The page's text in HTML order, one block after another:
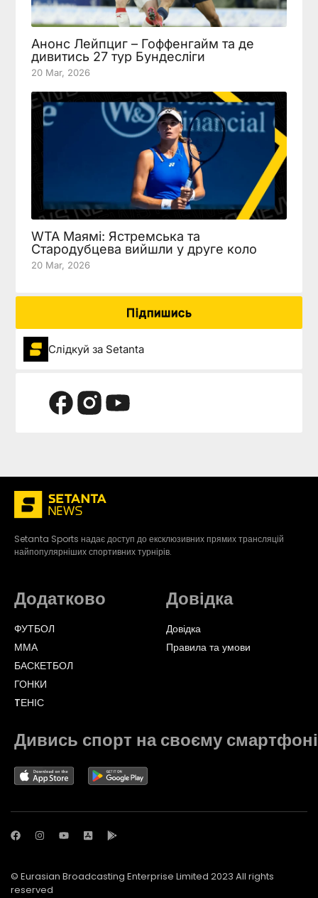
Анонс Лейпциг – Гоффенгайм та де
дивитись 27 тур Бундесліги
20 Mar, 2026
WTA Маямі: Ястремська та
Стародубцева вийшли у друге коло
20 Mar, 2026
Підпишись
Слідкуй за Setanta
Setanta Sports надає доступ до ексклюзивних прямих трансляцій
найпопулярніших спортивних турнірів.
Додатково
ФУТБОЛ
ММА
БАСКЕТБОЛ
ГОНКИ
TЕНІС
Довідка
Довідка
Правила та умови
Дивись спорт на своєму смартфоні
© Eurasian Broadcasting Enterprise Limited 2023 All rights
reserved